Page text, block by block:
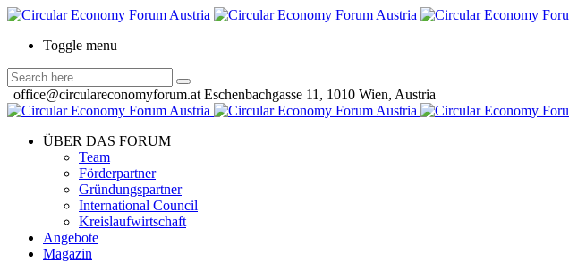
Toggle menu
office@circulareconomyforum.at Eschenbachgasse 11, 1010 Wien, Austria
ÜBER DAS FORUM
Team
Förderpartner
Gründungspartner
International Council
Kreislaufwirtschaft
Angebote
Magazin